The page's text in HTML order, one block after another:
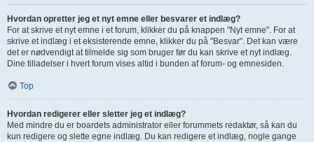
Hvordan opretter jeg et nyt emne eller besvarer et indlæg?
For at skrive et nyt emne i et forum, klikker du på knappen "Nyt emne". For at
skrive et indlæg i et eksisterende emne, klikker du på "Besvar". Det kan være
det er nødvendigt at tilmelde sig som bruger før du kan skrive et nyt indlæg.
Dine tilladelser i hvert forum vises altid i bunden af forum- og emnesiden.
Top
Hvordan redigerer eller sletter jeg et indlæg?
Med mindre du er boardets administrator eller forummets redaktør, så kan du
kun redigere og slette egne indlæg. Du kan redigere et indlæg, nogle gange